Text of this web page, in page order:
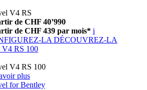
V4 RS
de CHF 40’990
de CHF 439 par mois* i
LA DÉCOUVREZ-LA
V4 RS 100
V4 RS 100
plus
for Bentley